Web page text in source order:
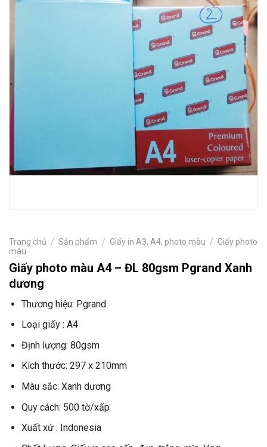
Trang chủ / Sản phẩm / Giấy in A3, A4, photo màu / Giấy photo
màu
Giấy photo màu A4 – ĐL 80gsm Pgrand Xanh
dương
Thương hiệu: Pgrand
Loại giấy : A4
Định lượng: 80gsm
Kích thước: 297 x 210mm
Màu sắc: Xanh dương
Quy cách: 500 tờ/xấp
Xuất xứ : Indonesia